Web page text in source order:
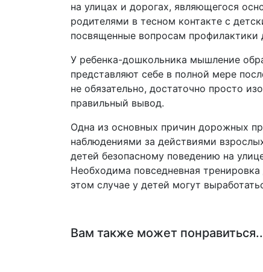
на улицах и дорогах, являющегося
родителями в тесном контакте с
посвященные вопросам профилактики
У ребенка-дошкольника мышление
представляют себе в полной мере
не обязательно, достаточно просто
правильный вывод.
Одна из основных причин дорожных
наблюдениями за действиями
детей безопасному поведению на
Необходима повседневная
этом случае у детей могут
Вам также может